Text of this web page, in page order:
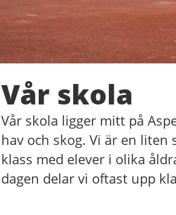
Vår skola
Vår skola ligger mitt på
hav och skog. Vi är en
klass med elever i olika
dagen delar vi oftast upp